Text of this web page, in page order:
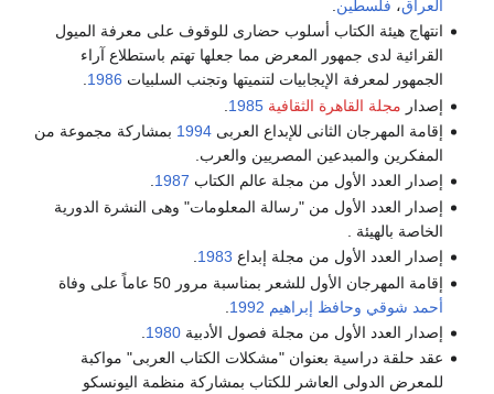
العراق، فلسطين
انتهاج هيئة الكتاب أسلوب حضارى للوقوف على معرفة الميول
القرائية لدى جمهور المعرض مما جعلها تهتم باستطلاع آراء
الجمهور لمعرفة الإيجابيات لتنميتها وتجنب السلبيات 1986
.
إصدار مجلة القاهرة الثقافية 1985
إقامة المهرجان الثانى للإبداع العربى1994 بمشاركة مجموعة من
المفكرين والمبدعين المصريين والعرب.
إصدار العدد الأول من مجلة عالم الكتاب 1987
.
إصدار العدد الأول من "رسالة المعلومات" وهى النشرة الدورية
الخاصة بالهيئة .
إصدار العدد الأول من مجلة إبداع 1983
.
إقامة المهرجان الأول للشعر بمناسبة مرور 50 عاماً على وفاة
أحمد شوقي وحافظ إبراهيم 1992
إصدار العدد الأول من مجلة فصول الأدبية1980
عقد حلقة دراسية بعنوان "مشكلات الكتاب العربى" مواكبة
للمعرض الدولى العاشر للكتاب بمشاركة منظمة اليونسكو